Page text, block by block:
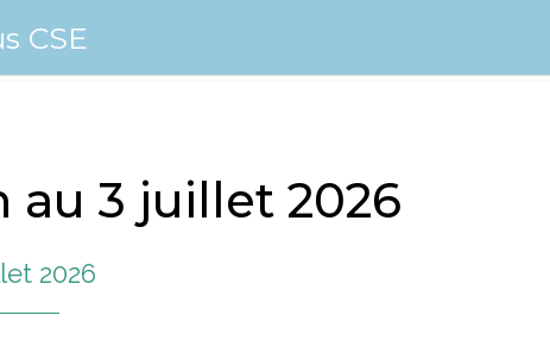
CSE
au 3 juillet 2026
2026